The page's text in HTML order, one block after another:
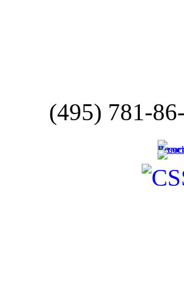
(495) 781-